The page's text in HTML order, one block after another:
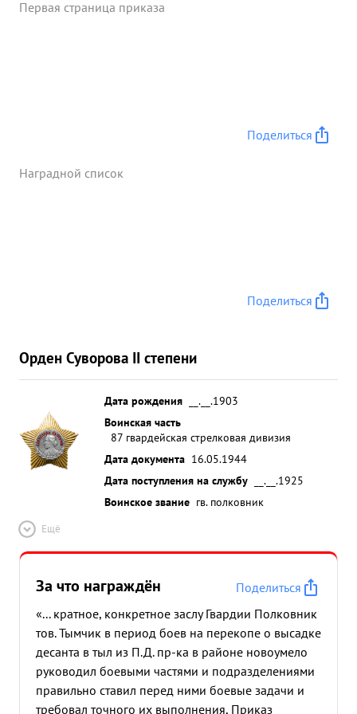
Первая страница приказа
Поделиться
Наградной список
Поделиться
Орден Суворова II степени
Дата рождения
__.__.1903
Воинская часть
87 гвардейская стрелковая дивизия
Дата документа 16.05.1944
Дата поступления на службу
__.__.1925
Воинское звание гв. полковник
Ещё
За что награждён
Поделиться
«... кратное, конкретное заслу Гвардии Полковник
тов. Тымчик в период боев на перекопе о высадке
десанта в тыл из П.Д. пр-ка в районе новоумело
руководил боевыми частями и подразделениями
правильно ставил перед ними боевые задачи и
требовал точного их выполнения, Приказ